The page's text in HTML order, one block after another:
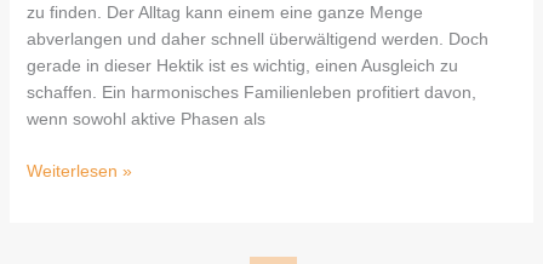
zu finden. Der Alltag kann einem eine ganze Menge
abverlangen und daher schnell überwältigend werden. Doch
gerade in dieser Hektik ist es wichtig, einen Ausgleich zu
schaffen. Ein harmonisches Familienleben profitiert davon,
wenn sowohl aktive Phasen als
Weiterlesen »